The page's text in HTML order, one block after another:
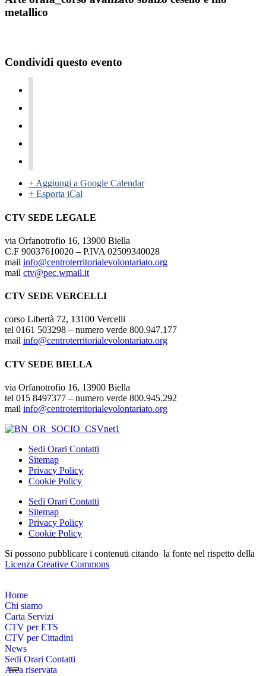
metallico
Condividi questo evento
+ Aggiungi a Google Calendar
+ Esporta iCal
CTV SEDE LEGALE
via Orfanotrofio 16, 13900 Biella
C.F 90037610020 – P.IVA 02509340028
mail info@centroterritorialevolontariato.org
mail ctv@pec.wmail.it
CTV SEDE VERCELLI
corso Libertà 72, 13100 Vercelli
tel 0161 503298 – numero verde 800.947.177
mail info@centroterritorialevolontariato.org
CTV SEDE BIELLA
via Orfanotrofio 16, 13900 Biella
tel 015 8497377 – numero verde 800.945.292
mail info@centroterritorialevolontariato.org
Sedi Orari Contatti
Sitemap
Privacy Policy
Cookie Policy
Sedi Orari Contatti
Sitemap
Privacy Policy
Cookie Policy
Si possono pubblicare i contenuti citando la fonte nel rispetto della
Licenza Creative Commons
Home
Chi siamo
Carta Servizi
CTV per ETS
CTV per Cittadini
News
Sedi Orari Contatti
Area riservata